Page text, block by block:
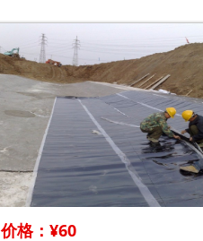
价格：¥60